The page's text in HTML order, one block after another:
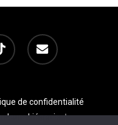
email
de confidentialité
Liégeois ｜